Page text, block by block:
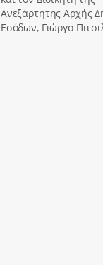
Ανεξάρτητης Αρχής
Εσόδων, Γιώργο